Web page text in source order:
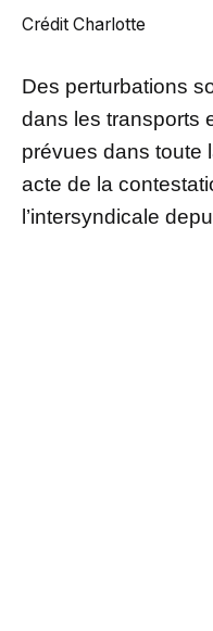
Crédit Charlotte
Des perturbations
dans les transports
prévues dans toute
acte de la
l’intersyndicale